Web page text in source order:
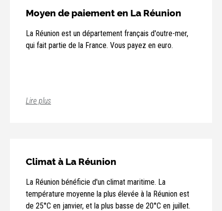
Moyen de paiement en La Réunion
La Réunion est un département français d'outre-mer,
qui fait partie de la France. Vous payez en euro.
Lire plus
Climat à La Réunion
La Réunion bénéficie d'un climat maritime. La
température moyenne la plus élevée à la Réunion est
de 25°C en janvier, et la plus basse de 20°C en juillet.